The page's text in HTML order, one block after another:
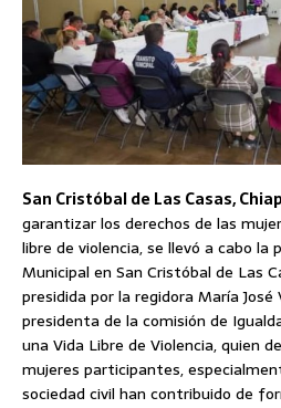
San Cristóbal de Las Casas,
garantizar los derechos de las
libre de violencia, se llevó a cabo la
Municipal en San Cristóbal de Las
presidida por la regidora María José
presidenta de la comisión de
una Vida Libre de Violencia, quien
mujeres participantes,
sociedad civil han contribuido de